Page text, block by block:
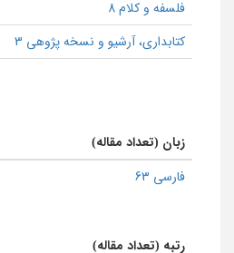
فلسفه و کلام 8
كتابداری، آرشیو و نسخه پژوهی 3
زبان (تعداد مقاله)
فارسی 63
رتبه (تعداد مقاله)